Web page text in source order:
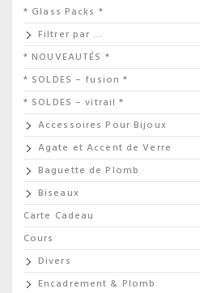
* Glass Packs *
Filtrer par …
* NOUVEAUTÉS *
* SOLDES – fusion *
* SOLDES – vitrail *
Accessoires Pour Bijoux
Agate et Accent de Verre
Baguette de Plomb
Biseaux
Carte Cadeau
Cours
Divers
Encadrement & Plomb